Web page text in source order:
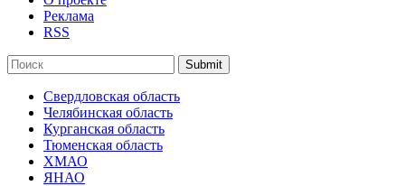
Реклама
RSS
Submit
Свердловская область
Челябинская область
Курганская область
Тюменская область
ХМАО
ЯНАО